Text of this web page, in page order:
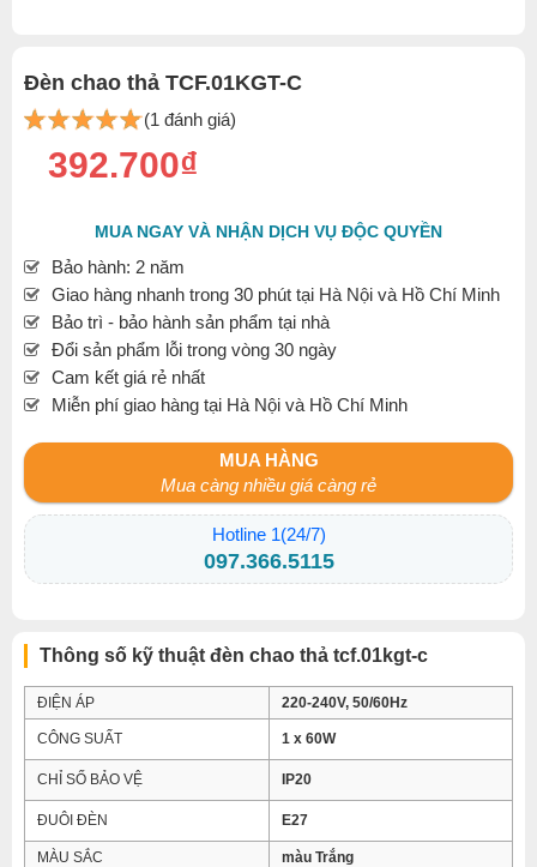
Đèn chao thả TCF.01KGT-C
(1 đánh giá)
392.700₫
MUA NGAY VÀ NHẬN DỊCH VỤ ĐỘC QUYỀN
Bảo hành: 2 năm
Giao hàng nhanh trong 30 phút tại Hà Nội và Hồ Chí Minh
Bảo trì - bảo hành sản phẩm tại nhà
Đổi sản phẩm lỗi trong vòng 30 ngày
Cam kết giá rẻ nhất
Miễn phí giao hàng tại Hà Nội và Hồ Chí Minh
MUA HÀNG
Mua càng nhiều giá càng rẻ
Hotline 1(24/7)
097.366.5115
Thông số kỹ thuật đèn chao thả tcf.01kgt-c
ĐIỆN ÁP 220-240V, 50/60Hz
CÔNG SUẤT 1 x 60W
CHỈ SỐ BẢO VỆ IP20
ĐUÔI ĐÈN E27
MÀU SẮC màu Trắng